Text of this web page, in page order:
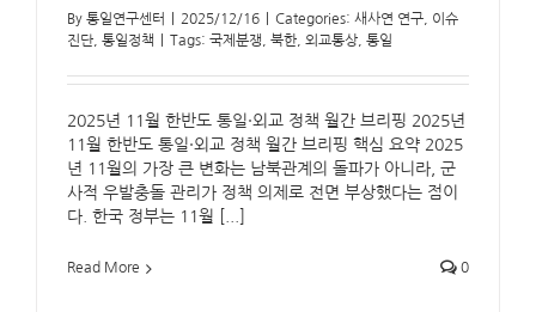
By 통일연구센터 2025/12/16 Categories: 새사연 연구
이슈
진단 통일정책 Tags: 국제분쟁 북한 외교통상 통일
2025년 11월 한반도 통일·외교 정책 월간 브리핑 2025년
11월 한반도 통일·외교 정책 월간 브리핑 핵심 요약 2025
년 11월의 가장 큰 변화는 남북관계의 돌파가 아니라, 군
사적 우발충돌 관리가 정책 의제로 전면 부상했다는 점이
다. 한국 정부는 11월 [...]
Read More 0